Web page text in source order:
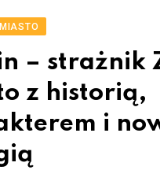
MIASTO
– strażnik
z historią,
i